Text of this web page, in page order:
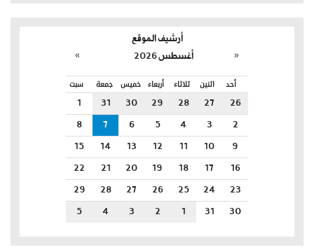
أرشيف الموقع
«
» أغسطس 2026
أحد اثنين ثلاثاء أربعاء خميس جمعة سبت
26
27
28
29
30
31
1
2
3
4
5
6
7
8
9
10
11
12
13
14
15
16
17
18
19
20
21
22
23
24
25
26
27
28
29
30
31
1
2
3
4
5